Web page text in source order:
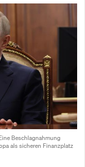
Beschlagnahmung
als sicheren Finanzplatz